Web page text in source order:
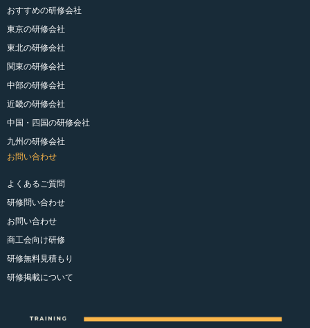
おすすめの研修会社
東京の研修会社
東北の研修会社
関東の研修会社
中部の研修会社
近畿の研修会社
中国・四国の研修会社
九州の研修会社
お問い合わせ
よくあるご質問
研修問い合わせ
お問い合わせ
商工会向け研修
研修無料見積もり
研修掲載について